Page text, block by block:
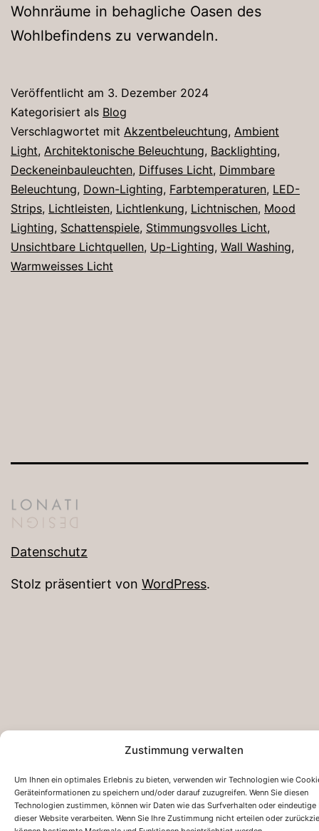
Zustimmung verwalten
Um Ihnen ein optimales Erlebnis zu bieten, verwenden wir Technologien wie
Geräteinformationen zu speichern und/oder darauf zuzugreifen. Wenn Sie diesen
Technologien zustimmen, können wir Daten wie das Surfverhalten oder eindeutige
dieser Website verarbeiten. Wenn Sie Ihre Zustimmung nicht erteilen oder
Wohnräume in behagliche Oasen des
Wohlbefindens zu verwandeln.
Veröffentlicht am 3. Dezember 2024
Kategorisiert als Blog
Verschlagwortet mit Akzentbeleuchtung, Ambient
Light, Architektonische Beleuchtung, Backlighting,
Deckeneinbauleuchten, Diffuses Licht, Dimmbare
Beleuchtung, Down-Lighting, Farbtemperaturen, LED-
Strips, Lichtleisten, Lichtlenkung, Lichtnischen, Mood
Lighting, Schattenspiele, Stimmungsvolles Licht,
Unsichtbare Lichtquellen, Up-Lighting, Wall Washing,
Warmweisses Licht
Datenschutz
Stolz präsentiert von WordPress.